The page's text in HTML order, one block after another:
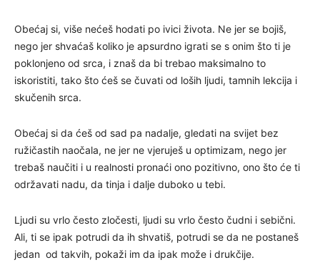
Obećaj si, više nećeš hodati po ivici života. Ne jer se bojiš,
nego jer shvaćaš koliko je apsurdno igrati se s onim što ti je
poklonjeno od srca, i znaš da bi trebao maksimalno to
iskoristiti, tako što ćeš se čuvati od loših ljudi, tamnih lekcija i
skučenih srca.
Obećaj si da ćeš od sad pa nadalje, gledati na svijet bez
ružičastih naočala, ne jer ne vjeruješ u optimizam, nego jer
trebaš naučiti i u realnosti pronaći ono pozitivno, ono što će ti
održavati nadu, da tinja i dalje duboko u tebi.
Ljudi su vrlo često zločesti, ljudi su vrlo često čudni i sebični.
Ali, ti se ipak potrudi da ih shvatiš, potrudi se da ne postaneš
jedan od takvih, pokaži im da ipak može i drukčije.